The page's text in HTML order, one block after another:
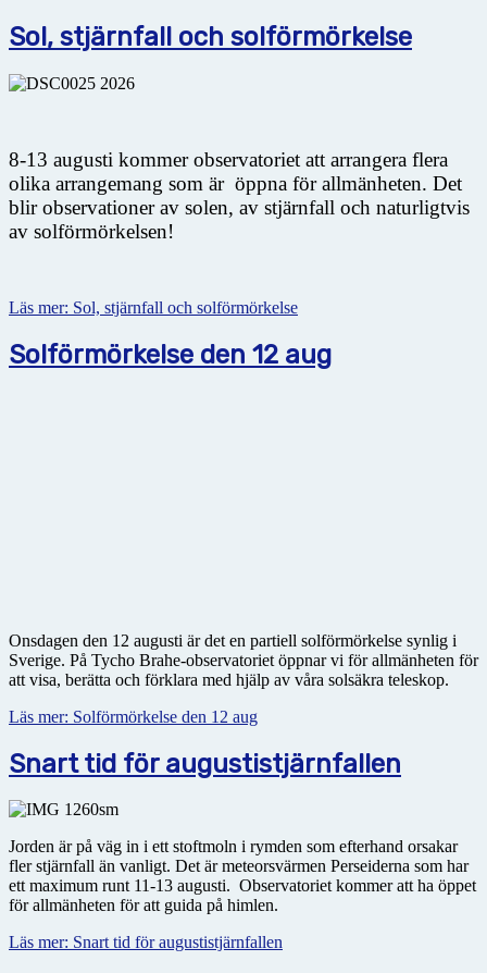
Sol, stjärnfall och solförmörkelse
8-13 augusti kommer observatoriet att arrangera flera
olika arrangemang som är öppna för allmänheten. Det
blir observationer av solen, av stjärnfall och naturligtvis
av solförmörkelsen!
Läs mer: Sol, stjärnfall och solförmörkelse
Solförmörkelse den 12 aug
Onsdagen den 12 augusti är det en partiell solförmörkelse synlig i
Sverige. På Tycho Brahe-observatoriet öppnar vi för allmänheten för
att visa, berätta och förklara med hjälp av våra solsäkra teleskop.
Läs mer: Solförmörkelse den 12 aug
Snart tid för augustistjärnfallen
Jorden är på väg in i ett stoftmoln i rymden som efterhand orsakar
fler stjärnfall än vanligt. Det är meteorsvärmen Perseiderna som har
ett maximum runt 11-13 augusti. Observatoriet kommer att ha öppet
för allmänheten för att guida på himlen.
Läs mer: Snart tid för augustistjärnfallen